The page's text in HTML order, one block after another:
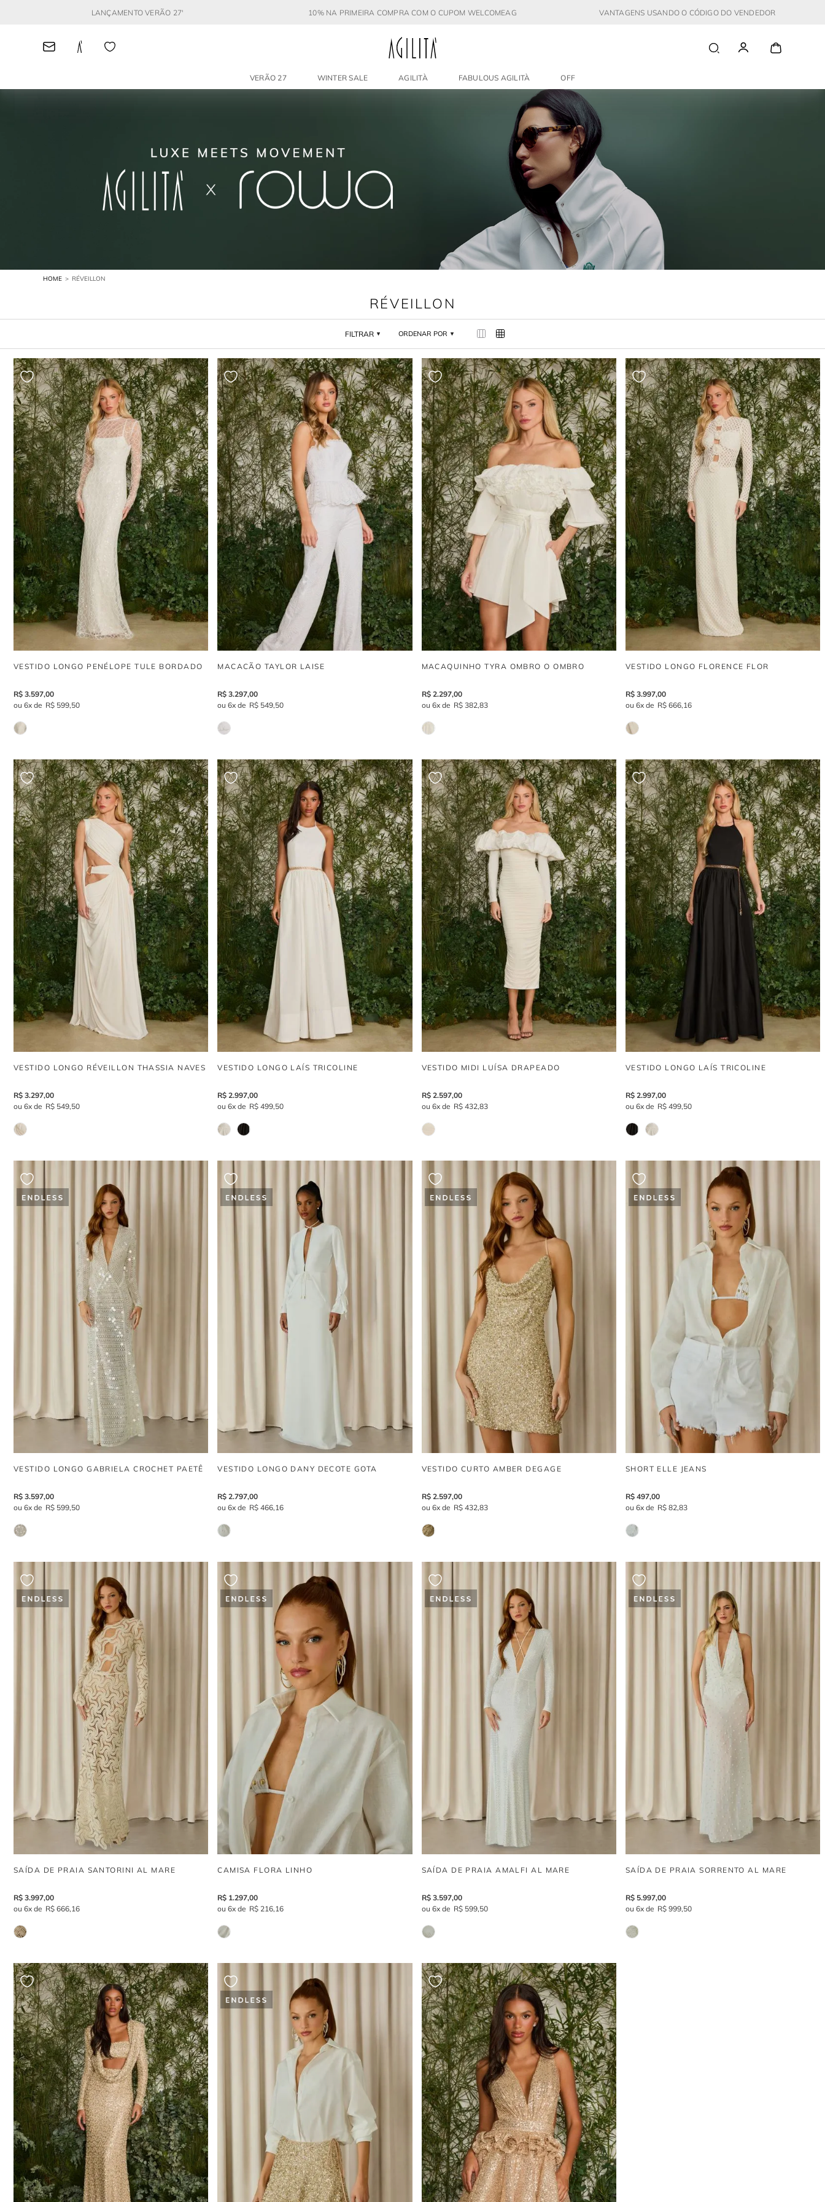
LANÇAMENTO VERÃO 27' 10% NA PRIMEIRA COMPRA COM O CUPOM WELCOMEAG VANTAGENS USANDO O CÓDIGO DO VENDEDOR
VERÃO 27 WINTER SALE AGILITÀ FABULOUS AGILITÀ OFF
RÉVEILLON
RÉVEILLON
FILTRAR ORDENAR POR
VESTIDO LONGO PENÉLOPE TULE BORDADO
R$ 3.597,00
6
R$ 599,50
MACACÃO TAYLOR LAISE
R$ 3.297,00
6
R$ 549,50
MACAQUINHO TYRA OMBRO O OMBRO
R$ 2.297,00
6
R$ 382,83
VESTIDO LONGO FLORENCE FLOR
R$ 3.997,00
6
R$ 666,16
VESTIDO LONGO RÉVEILLON THASSIA NAVES
R$ 3.297,00
6
R$ 549,50
VESTIDO LONGO LAÍS TRICOLINE
R$ 2.997,00
6
R$ 499,50
VESTIDO MIDI LUÍSA DRAPEADO
R$ 2.597,00
6
R$ 432,83
VESTIDO LONGO LAÍS TRICOLINE
R$ 2.997,00
6
R$ 499,50
VESTIDO LONGO GABRIELA CROCHET PAETÊ
R$ 3.597,00
6
R$ 599,50
VESTIDO LONGO DANY DECOTE GOTA
R$ 2.797,00
6
R$ 466,16
VESTIDO CURTO AMBER DEGAGE
R$ 2.597,00
6
R$ 432,83
SHORT ELLE JEANS
R$ 497,00
6
R$ 82,83
SAÍDA DE PRAIA SANTORINI AL MARE
R$ 3.997,00
6
R$ 666,16
CAMISA FLORA LINHO
R$ 1.297,00
6
R$ 216,16
SAÍDA DE PRAIA AMALFI AL MARE
R$ 3.597,00
6
R$ 599,50
SAÍDA DE PRAIA SORRENTO AL MARE
R$ 5.997,00
6
R$ 999,50